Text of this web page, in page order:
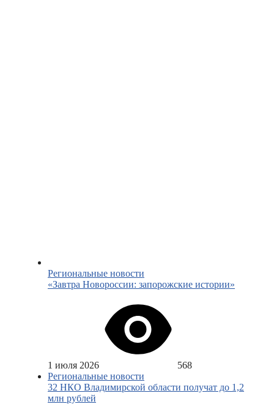
Региональные новости
«Завтра Новороссии: запорожские истории»
1 июля 2026
568
Региональные новости
32 НКО Владимирской области получат до 1,2
млн рублей